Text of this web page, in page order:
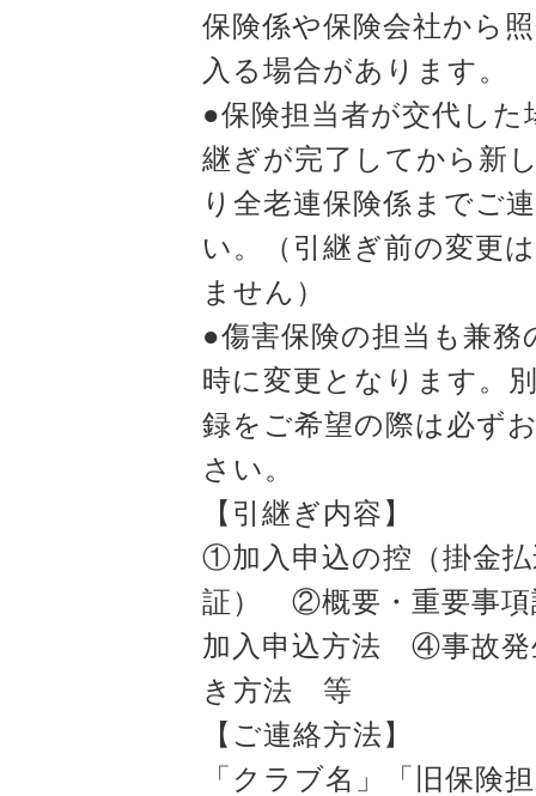
保険係や保険会社から
入る場合があります。
●保険担当者が交代した
継ぎが完了してから新
り全老連保険係までご
い。（引継ぎ前の変更
ません）
●傷害保険の担当も兼務
時に変更となります。
録をご希望の際は必ず
さい。
【引継ぎ内容】
①加入申込の控（掛金
証） ②概要・重要事
加入申込方法 ④事故発
き方法 等
【ご連絡方法】
「クラブ名」「旧保険